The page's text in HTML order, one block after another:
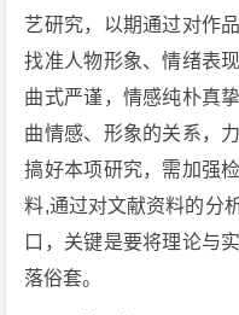
艺研究，以期通过对作
找准人物形象、情绪表
曲式严谨，情感纯朴真
曲情感、形象的关系，
搞好本项研究，需加强
料,通过对文献资料的分
口，关键是要将理论与
落俗套。